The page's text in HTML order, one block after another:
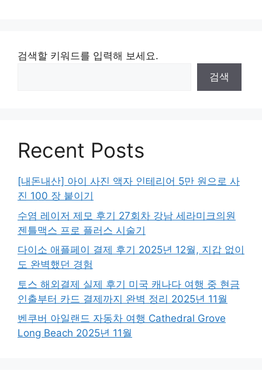
검색할 키워드를 입력해 보세요.
검색
Recent Posts
[내돈내산] 아이 사진 액자 인테리어 5만 원으로 사
진 100 장 붙이기
수염 레이저 제모 후기 27회차 강남 세라미크의원
젠틀맥스 프로 플러스 시술기
다이소 애플페이 결제 후기 2025년 12월, 지갑 없이
도 완벽했던 경험
토스 해외결제 실제 후기 미국 캐나다 여행 중 현금
인출부터 카드 결제까지 완벽 정리 2025년 11월
벤쿠버 아일랜드 자동차 여행 Cathedral Grove
Long Beach 2025년 11월